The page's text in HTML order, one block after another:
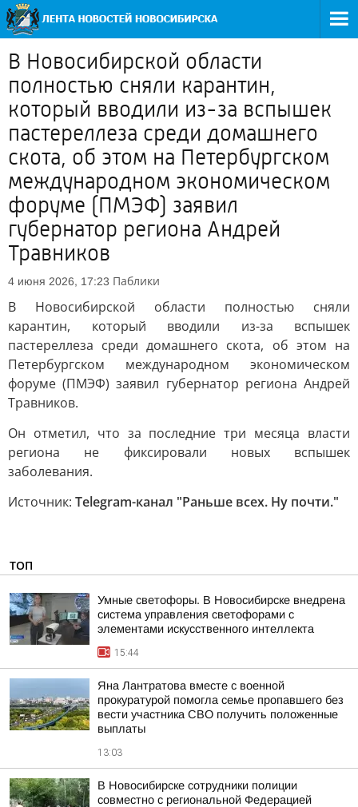
В Новосибирской области
полностью сняли карантин,
который вводили из-за вспышек
пастереллеза среди домашнего
скота, об этом на Петербургском
международном экономическом
форуме (ПМЭФ) заявил
губернатор региона Андрей
Травников
4 июня 2026, 17:23 Паблики
В Новосибирской области полностью сняли
карантин, который вводили из-за вспышек
пастереллеза среди домашнего скота, об этом на
Петербургском международном экономическом
форуме (ПМЭФ) заявил губернатор региона Андрей
Травников.
Он отметил, что за последние три месяца власти
региона не фиксировали новых вспышек
заболевания.
Источник: Telegram-канал "Раньше всех. Ну почти."
ТОП
Умные светофоры. В Новосибирске внедрена
система управления светофорами с
элементами искусственного интеллекта
15:44
Яна Лантратова вместе с военной
прокуратурой помогла семье пропавшего без
вести участника СВО получить положенные
выплаты
13:03
В Новосибирске сотрудники полиции
совместно с региональной Федерацией